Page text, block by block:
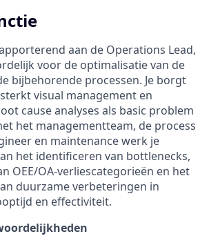
aan de Operations Lead,
voor de optimalisatie van de
bijbehorende processen. Je borgt
visual management en
cause analyses als basic problem
het managementteam, de process
en maintenance werk je
het identificeren van bottlenecks,
OEE/OA‑verliescategorieën en het
duurzame verbeteringen in
en effectiviteit.